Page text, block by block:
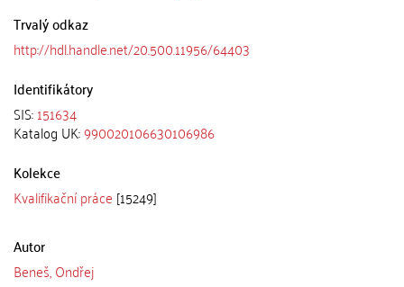
Trvalý odkaz
http://hdl.handle.net/20.500.11956/64403
Identifikátory
SIS:151634
Katalog UK:990020106630106986
Kolekce
Kvalifikační práce [15249]
Autor
Beneš, Ondřej